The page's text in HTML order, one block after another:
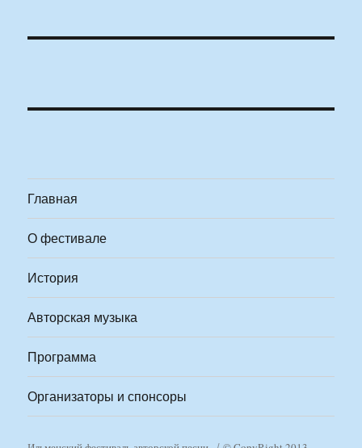
Главная
О фестивале
История
Авторская музыка
Программа
Организаторы и спонсоры